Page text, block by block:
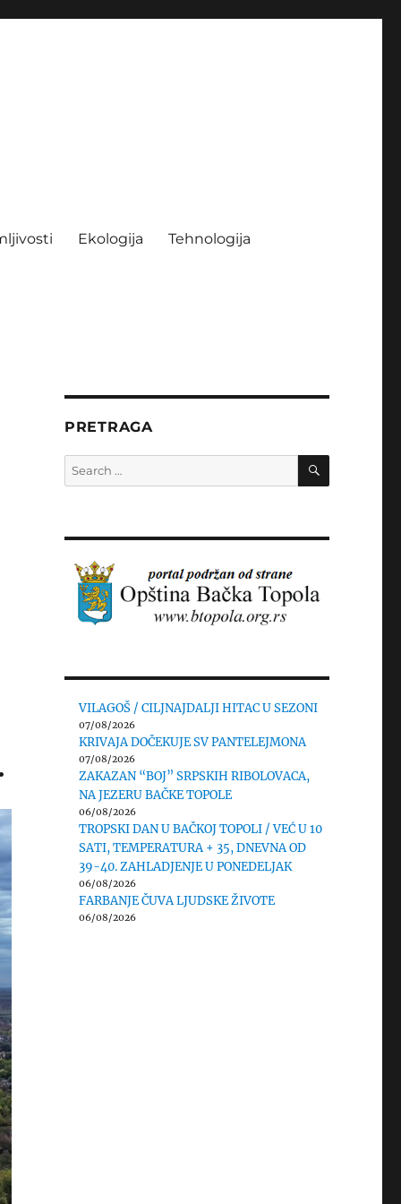
Ekologija Tehnologija
PRETRAGA
Search
for:
SEARCH
VILAGOŠ / CILJNAJDALJI HITAC U SEZONI
07/08/2026
KRIVAJA DOČEKUJE SV PANTELEJMONA
07/08/2026
ZAKAZAN “BOJ” SRPSKIH RIBOLOVACA,
NA JEZERU BAČKE TOPOLE
06/08/2026
TROPSKI DAN U BAČKOJ TOPOLI / VEĆ U 10
SATI, TEMPERATURA + 35, DNEVNA OD
39-40. ZAHLADJENJE U PONEDELJAK
06/08/2026
FARBANJE ČUVA LJUDSKE ŽIVOTE
06/08/2026